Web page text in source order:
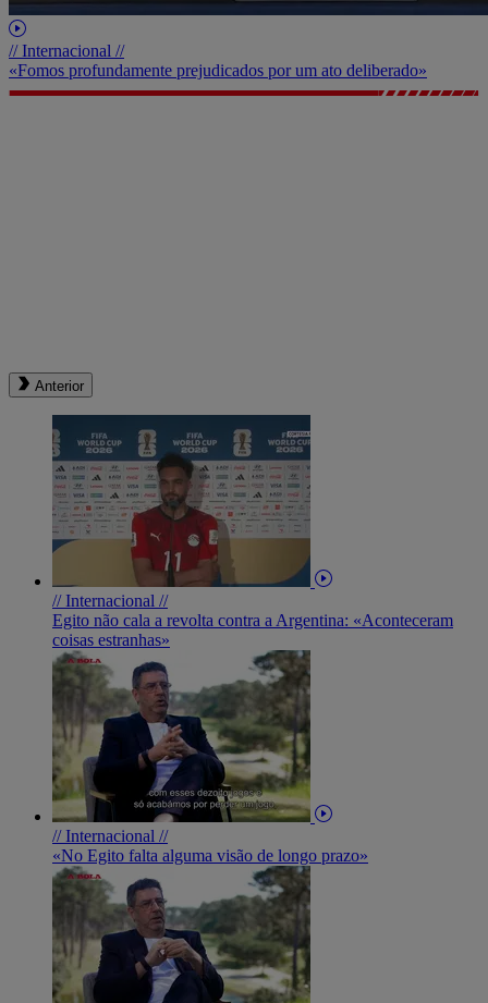
// Internacional //
«Fomos profundamente prejudicados por um ato deliberado»
Anterior
// Internacional //
Egito não cala a revolta contra a Argentina: «Aconteceram
coisas estranhas»
// Internacional //
«No Egito falta alguma visão de longo prazo»